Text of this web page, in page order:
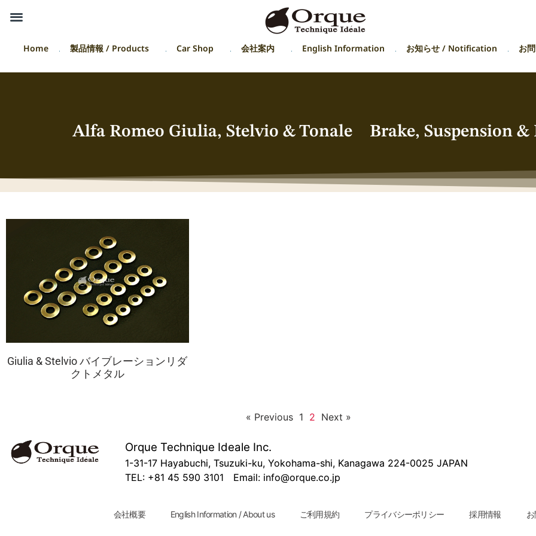
Home 製品情報 / Products Car Shop 会社案内 English Information お知らせ / Notification お
Alfa Romeo Giulia, Stelvio & Tonale Brake, Suspension &
Giulia & Stelvio バイブレーションリダ
クトメタル
« Previous 1 2 Next »
Orque Technique Ideale Inc.
1-31-17 Hayabuchi, Tsuzuki-ku, Yokohama-shi, Kanagawa 224-0025 JAPAN
TEL: +81 45 590 3101 Email: info@orque.co.jp
会社概要 English Information / About us ご利用規約 プライバシーポリシー 採用情報